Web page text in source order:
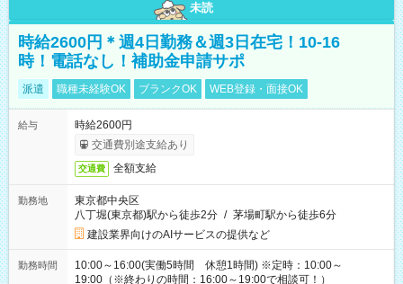
未読
時給2600円＊週4日勤務＆週3日在宅！10-16
時！電話なし！補助金申請サポ
派遣 職種未経験OK ブランクOK WEB登録・面接OK
給与
時給2600円
交通費別途支給あり
交通費 全額支給
勤務地
東京都中央区
八丁堀(東京都)駅から徒歩2分 / 茅場町駅から徒歩6分
建設業界向けのAIサービスの提供など
勤務時間
10:00～16:00(実働5時間 休憩1時間) ※定時：10:00～
19:00（※終わりの時間：16:00～19:00で相談可！）